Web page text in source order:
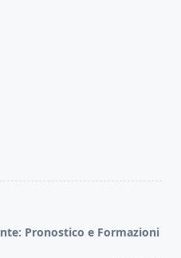
Pronostico e Formazioni